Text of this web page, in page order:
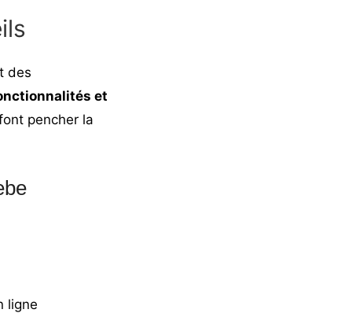
des
et
pencher la
ligne